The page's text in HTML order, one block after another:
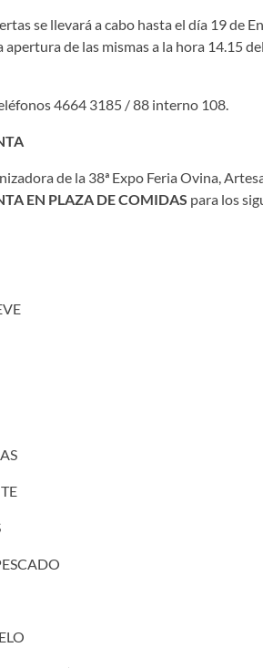
se llevará a cabo hasta el día 19 de
apertura de las mismas a la hora 14.15
4664 3185 / 88 interno 108.
de la 38ª Expo Feria Ovina,
EN PLAZA DE COMIDAS para los